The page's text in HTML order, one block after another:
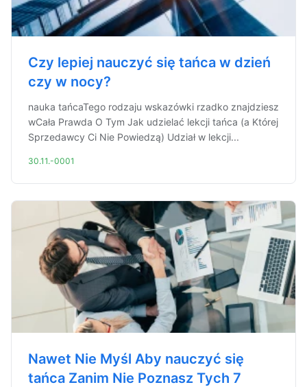
Czy lepiej nauczyć się tańca w dzień
czy w nocy?
nauka tańcaTego rodzaju wskazówki rzadko znajdziesz
wCała Prawda O Tym Jak udzielać lekcji tańca (a Której
Sprzedawcy Ci Nie Powiedzą) Udział w lekcji...
30.11.-0001
Nawet Nie Myśl Aby nauczyć się
tańca Zanim Nie Poznasz Tych 7